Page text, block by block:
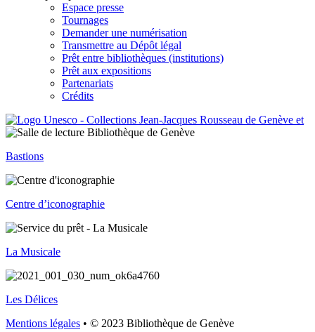
Espace presse
Tournages
Demander une numérisation
Transmettre au Dépôt légal
Prêt entre bibliothèques (institutions)
Prêt aux expositions
Partenariats
Crédits
Bastions
Centre d’iconographie
La Musicale
Les Délices
Mentions légales • © 2023 Bibliothèque de Genève